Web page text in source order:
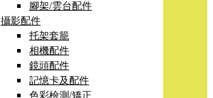
腳架/雲台配件
攝影配件
托架套籠
相機配件
鏡頭配件
記憶卡及配件
色彩檢測/矯正